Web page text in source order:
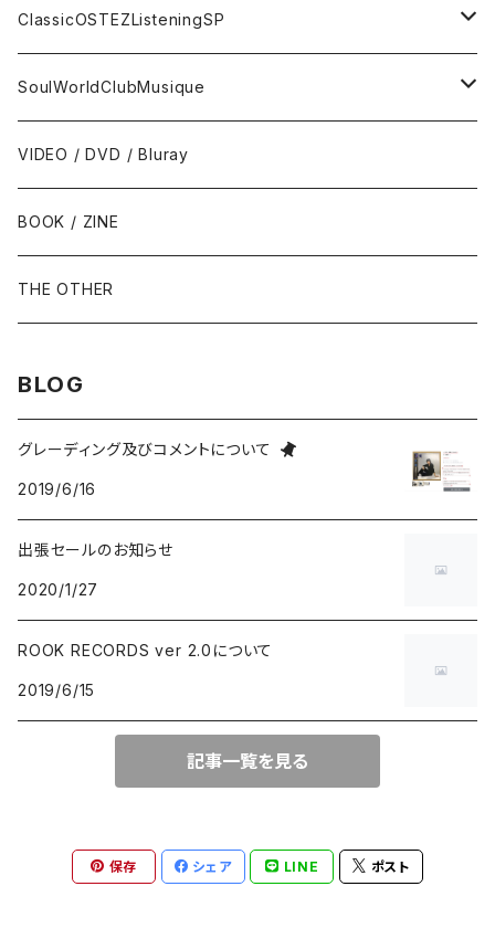
トランペット - Trumpet
トロンボーン - Trombone
フルート/クラリネット - Flute / Clarinet
ヴァイヴ/オルガン - Vibraphone/organ
ギター・ベース・ドラム - g / b / ds
Accordion / Bandoneon
group / session
BLUE NOTE
にほんのJAZZ
big band / trad / swing
SURF / INSTRO
FOLK / SSW
COUNTRY / BLUEGRASS
HILLBILLY / ROCKABILLY / R&R
70s-moderns POPS
NEO ROCKABILLY / PSYCHOBILLY
PROGRESSIVE ROCK / PSYCHEDELIA
GARAGE PUNK / TRASH PUNK
POWER POP / NEO MOD / PUB ROCK
PUNK ROCK
POP PUNK / MELODIC PUNK
グループサウンズ - GS
にほんのポップス
アイドル
ニューミュージック / にほんのフォーク
にほんのロック
にほんのハードロック・ヘヴィメタル
歌謡曲
演歌 / 懐メロ
民謡・音頭・俗謡
落語・浪曲・芸能
ClassicOSTEZListeningSP
CLASSIC
サウンド・トラック/映画音楽 - SOUNDTRACKS
にほんのテレビ主題歌・テーマ
COMEDY / SPOKEN WORD / READING
NOVELTY / SABPM
現代音楽Contemporary / PostModern
AVANT / EXPERIMENTAL / NOISE
NEW AGE / HEALING
SP
SoulWorldClubMusique
SOUL / FUNK
BLUES
GOSPEL / CCM
ROOTS REGGAE / DUB
FOLKLORE - フォルクローレ
HAWAIIAN
LATIN / BRASIL / BOSSA NOVA
AFRO / CUBAN
VIDEO / DVD / Bluray
BOOK / ZINE
THE OTHER
BLOG
グレーディング及びコメントについて
2019/6/16
出張セールのお知らせ
2020/1/27
ROOK RECORDS ver 2.0について
2019/6/15
記事一覧を見る
保存 シェア LINE ポスト